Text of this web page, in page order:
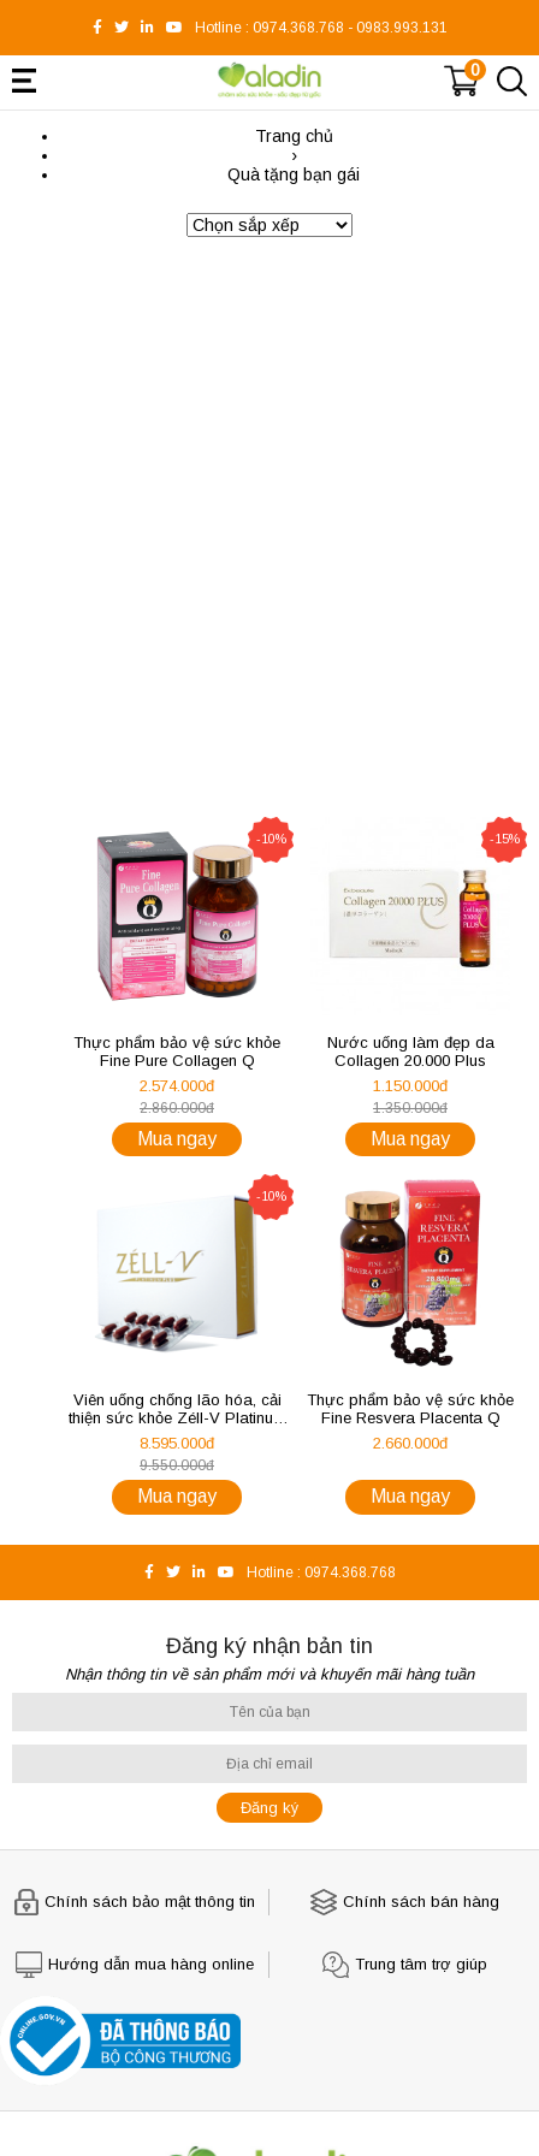
Hotline : 0974.368.768 - 0983.993.131
0
Trang chủ
›
Quà tặng bạn gái
-10%
Thực phẩm bảo vệ sức khỏe
Fine Pure Collagen Q
2.574.000đ
2.860.000đ
Mua ngay
-15%
Nước uống làm đẹp da
Collagen 20.000 Plus
1.150.000đ
1.350.000đ
Mua ngay
-10%
Viên uống chống lão hóa, cải
thiện sức khỏe Zéll-V Platinum
Plus 30000mg
8.595.000đ
9.550.000đ
Mua ngay
Thực phẩm bảo vệ sức khỏe
Fine Resvera Placenta Q
2.660.000đ
Mua ngay
Hotline : 0974.368.768
Đăng ký nhận bản tin
Nhận thông tin về sản phẩm mới và khuyến mãi hàng tuần
Chính sách bảo mật thông tin Chính sách bán hàng
Hướng dẫn mua hàng online Trung tâm trợ giúp